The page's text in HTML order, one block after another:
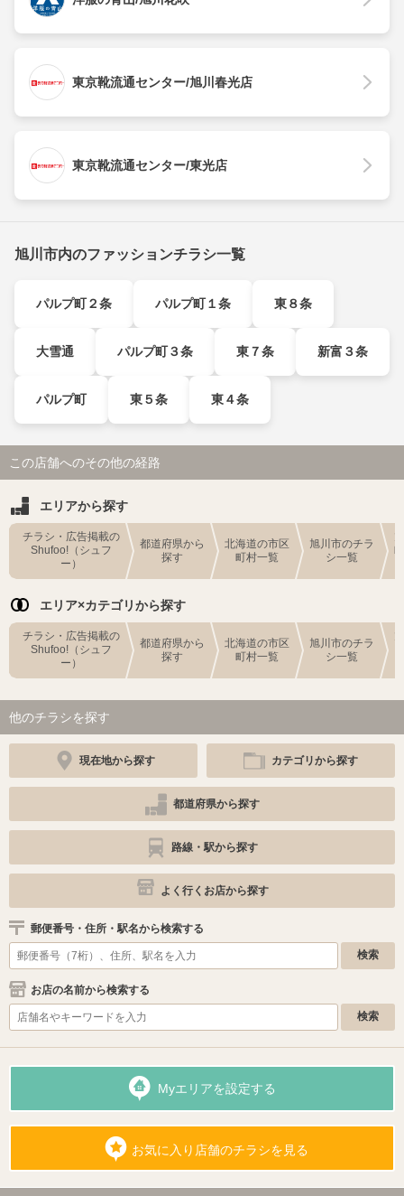
東京靴流通センター/旭川春光店
東京靴流通センター/東光店
旭川市内のファッションチラシ一覧
パルプ町２条 パルプ町１条 東８条
大雪通 パルプ町３条 東７条 新富３条
パルプ町 東５条 東４条
この店舗へのその他の経路
エリアから探す
チラシ・広告掲載の
Shufoo!（シュフ
ー）
都道府県から
探す
北海道の市区
町村一覧
旭川市のチラ
シ一覧
エリア×カテゴリから探す
チラシ・広告掲載の
Shufoo!（シュフ
ー）
都道府県から
探す
北海道の市区
町村一覧
旭川市のチラ
シ一覧
他のチラシを探す
現在地から探す カテゴリから探す
都道府県から探す
路線・駅から探す
よく行くお店から探す
郵便番号・住所・駅名から検索する
お店の名前から検索する
Myエリアを設定する
お気に入り店舗のチラシを見る